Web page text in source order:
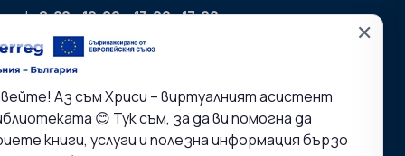
8:00 - 12:00ч. 13:00 - 17:00 ч.
хранилища:
почивни дни.
✕
Аз съм Хриси – виртуалният асистент
😊 Тук съм, за да ви помогна да
книги, услуги и полезна информация бързо